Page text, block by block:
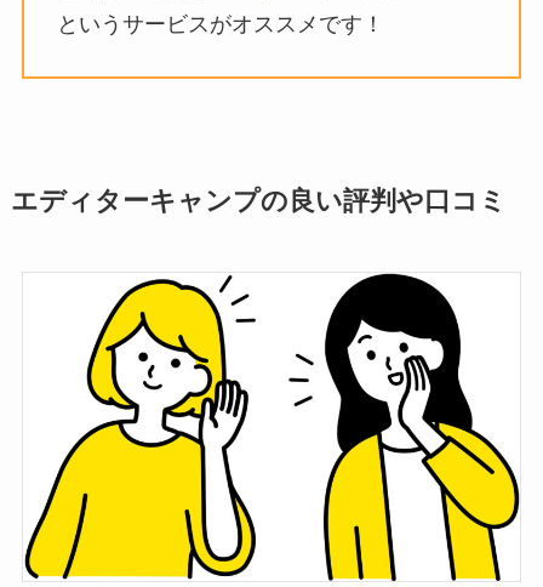
というサービスがオススメです！
エディターキャンプの良い評判や口コミ